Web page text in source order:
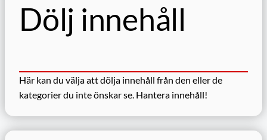
Dölj innehåll
Här kan du välja att dölja innehåll från den eller de
kategorier du inte önskar se. Hantera innehåll!